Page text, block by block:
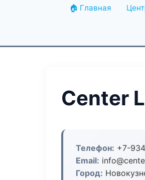
🏠 Главная
Center
Телефон: +7-
Email:
Город: